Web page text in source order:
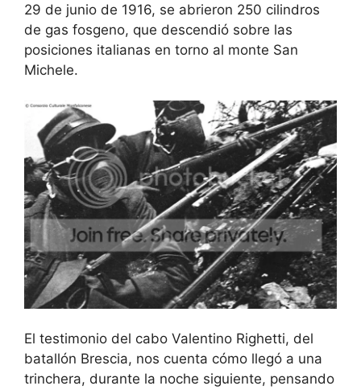
29 de junio de 1916, se abrieron 250 cilindros
de gas fosgeno, que descendió sobre las
posiciones italianas en torno al monte San
Michele.
El testimonio del cabo Valentino Righetti, del
batallón Brescia, nos cuenta cómo llegó a una
trinchera, durante la noche siguiente, pensando